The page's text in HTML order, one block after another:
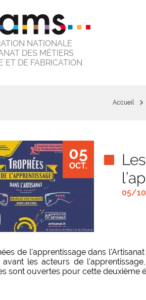
NATIONALE
DES MÉTIERS
ET DE FABRICATION
Accueil
05
OCT.
05/
de l'apprentissage dans
avant les acteurs de
sont ouvertes pour cette deuxième